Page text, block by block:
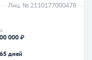
Лиц. № 2110177000478
000 ₽
дней